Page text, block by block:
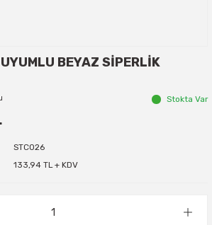
BEYAZ SİPERLİK
Stokta Var
STC026
133,94 TL + KDV